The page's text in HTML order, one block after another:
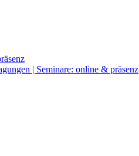
| Seminare: online & präsenz